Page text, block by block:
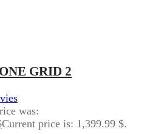
GRID 2
was:
Current price is: 1,399.99 $.